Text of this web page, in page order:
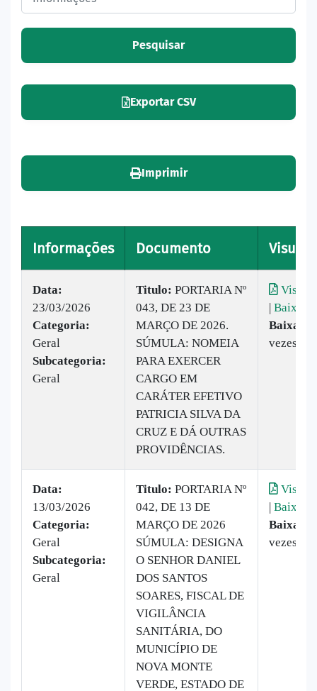
Pesquisar
Exportar CSV
Imprimir
Informações Documento
Data:
23/03/2026
Categoria:
Geral
Subcategoria:
Geral
Titulo: PORTARIA Nº
043, DE 23 DE
MARÇO DE 2026.
SÚMULA: NOMEIA
PARA EXERCER
CARGO EM
CARÁTER EFETIVO
PATRICIA SILVA DA
CRUZ E DÁ OUTRAS
PROVIDÊNCIAS.
| Baixar
Baixado:
vezes
Data:
13/03/2026
Categoria:
Geral
Subcategoria:
Geral
Titulo: PORTARIA Nº
042, DE 13 DE
MARÇO DE 2026
SÚMULA: DESIGNA
O SENHOR DANIEL
DOS SANTOS
SOARES, FISCAL DE
VIGILÂNCIA
SANITÁRIA, DO
MUNICÍPIO DE
NOVA MONTE
VERDE, ESTADO DE
| Baixar
Baixado:
vezes